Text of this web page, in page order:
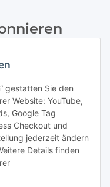
gestatten Sie den
Website: YouTube,
Google Tag
Checkout und
jederzeit ändern
Details finden
jederzeit widerruflich
Abonnieren